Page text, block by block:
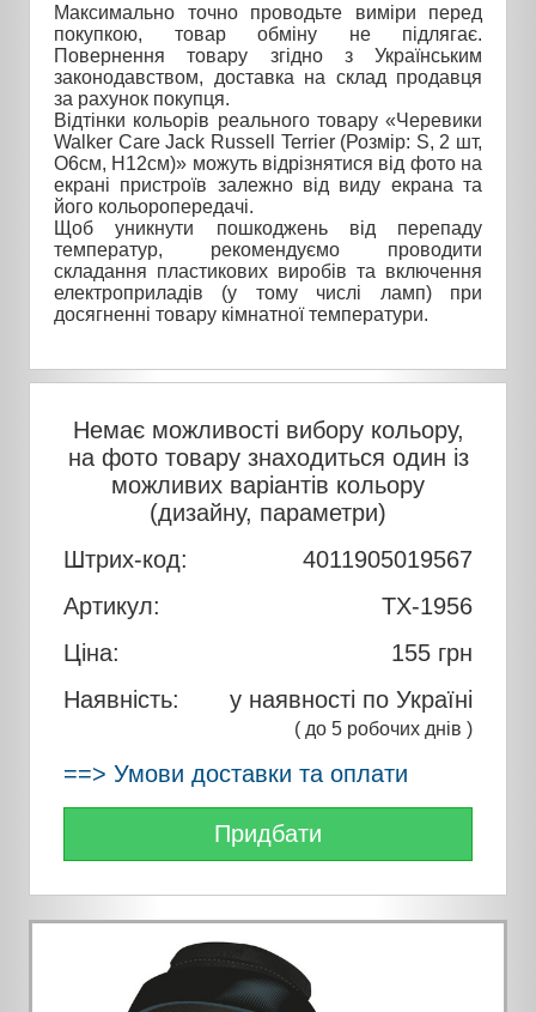
Максимально точно проводьте виміри перед
покупкою, товар обміну не підлягає.
Повернення товару згідно з Українським
законодавством, доставка на склад продавця
за рахунок покупця.
Відтінки кольорів реального товару «Черевики
Walker Care Jack Russell Terrier (Розмір: S, 2 шт,
O6см, H12см)» можуть відрізнятися від фото на
екрані пристроїв залежно від виду екрана та
його кольоропередачі.
Щоб уникнути пошкоджень від перепаду
температур, рекомендуємо проводити
складання пластикових виробів та включення
електроприладів (у тому числі ламп) при
досягненні товару кімнатної температури.
Немає можливості вибору кольору,
на фото товару знаходиться один із
можливих варіантів кольору
(дизайну, параметри)
Штрих-код:
4011905019567
Артикул:
TX-1956
Ціна:
155 грн
Наявність:
у наявності по Україні
( до 5 робочих днів )
==> Умови доставки та оплати
Придбати